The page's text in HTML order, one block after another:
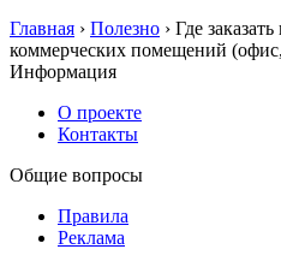
Главная › Полезно › Где
коммерческих помещений
Информация
О проекте
Контакты
Общие вопросы
Правила
Реклама